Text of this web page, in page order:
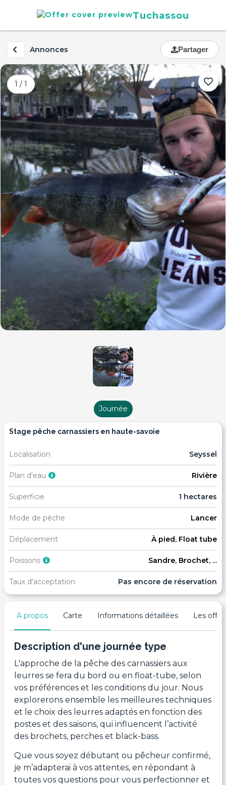
Tuchassou
Annonces Partager
1 / 1
Journée
stage pêche carnassiers en haute-savoie
Localisation Seyssel
Plan d'eau Rivière
Superficie 1 hectares
Mode de pêche Lancer
Déplacement À pied, Float tube
Poissons Sandre, Brochet, ...
Taux d'acceptation Pas encore de réservation
A propos Carte Informations détaillées Les
Description d'une journée type
L'approche de la pêche des carnassiers aux
leurres se fera du bord ou en float-tube, selon
vos préférences et les conditions du jour. Nous
explorerons ensemble les meilleures techniques
et le choix des leurres adaptés en fonction des
postes et des saisons, qui influencent l’activité
des brochets, perches et black-bass.
Que vous soyez débutant ou pêcheur confirmé,
je m’adapterai à vos attentes, en répondant à
toutes vos questions pour vous perfectionner et